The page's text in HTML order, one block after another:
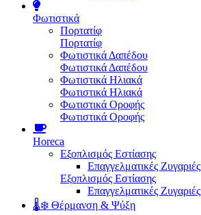
Φωτιστικά
Πορτατίφ
Πορτατίφ
Φωτιστικά Δαπέδου
Φωτιστικά Δαπέδου
Φωτιστικά Ηλιακά
Φωτιστικά Ηλιακά
Φωτιστικά Οροφής
Φωτιστικά Οροφής
Horeca
Εξοπλισμός Εστίασης
Επαγγελματικές Ζυγαριές
Εξοπλισμός Εστίασης
Επαγγελματικές Ζυγαριές
🌡️❄️ Θέρμανση & Ψύξη